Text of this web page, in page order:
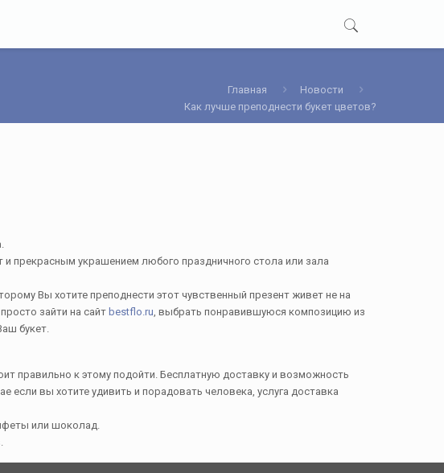
Главная
Новости
Как лучше преподнести букет цветов?
прекрасным украшением любого праздничного стола или зала
Вы хотите преподнести этот чувственный презент живет не на
зайти на сайт bestflo.ru, выбрать понравившуюся композицию из
букет.
правильно к этому подойти. Бесплатную доставку и возможность
если вы хотите удивить и порадовать человека, услуга доставка
или шоколад.